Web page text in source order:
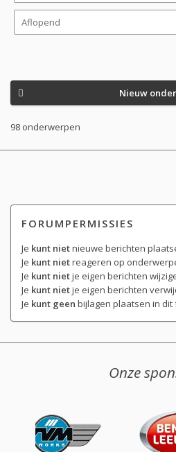
Nieuw
98 onderwerpen
FORUMPERMISSIES
Je kunt nietnieuwe berichten
Je kunt nietreageren op
Je kunt nietje eigen berichten
Je kunt nietje eigen berichten
Je kunt geen bijlagen plaatsen in dit
Onze